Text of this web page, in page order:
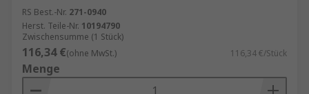
RS Best.-Nr. 271-0940
Herst. Teile-Nr. 10194790
Zwischensumme (1 Stück)
116,34 €(ohne MwSt.) 116,34 €/Stück
Menge